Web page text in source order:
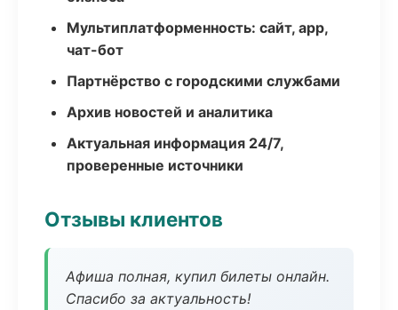
Мультиплатформенность: сайт, app,
чат-бот
Партнёрство с городскими службами
Архив новостей и аналитика
Актуальная информация 24/7,
проверенные источники
Отзывы клиентов
Афиша полная, купил билеты онлайн.
Спасибо за актуальность!